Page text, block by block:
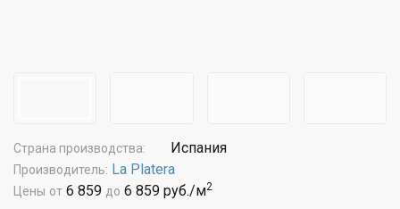
Страна производства: Испания
Производитель: La Platera
Цены от 6 859 до 6 859 руб./м2